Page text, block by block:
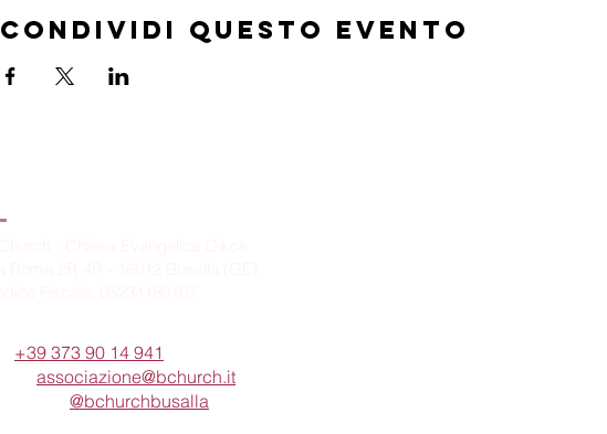
Condividi questo evento
+39 373 90 14 941
associazione@bchurch.it
@bchurchbusalla